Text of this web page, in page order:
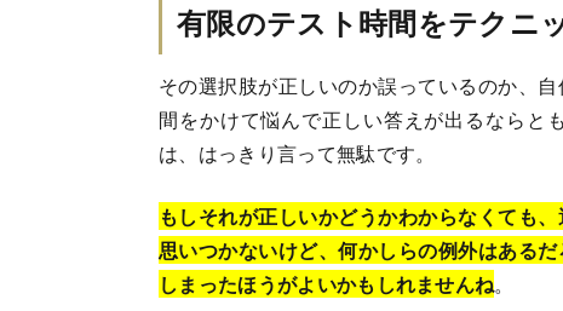
有限のテスト時間をテクニ
その選択肢が正しいのか誤っているのか、
間をかけて悩んで正しい答えが出るならと
は、はっきり言って無駄です。
もしそれが正しいかどうかわからなくても
思いつかないけど、何かしらの例外はある
しまったほうがよいかもしれませんね。